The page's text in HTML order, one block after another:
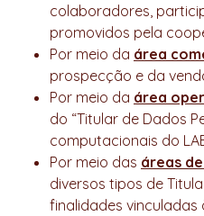
colaboradores,
promovidos pela
Por meio da área
prospecção e da
Por meio da área
do “Titular de Dados
computacionais do
Por meio das áreas
diversos tipos de
finalidades vinculadas